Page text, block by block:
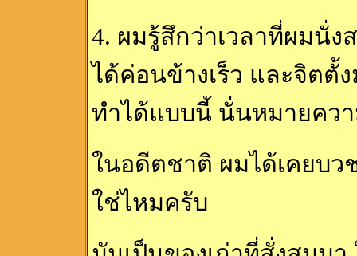
4. ผมรู้สึกว่าเวลาที่ผมนั่
ได้ค่อนข้างเร็ว และจิตตั้
ทำได้แบบนี้ นั่นหมายคว
ในอดีตชาติ ผมได้เคยบ
ใช่ไหมครับ